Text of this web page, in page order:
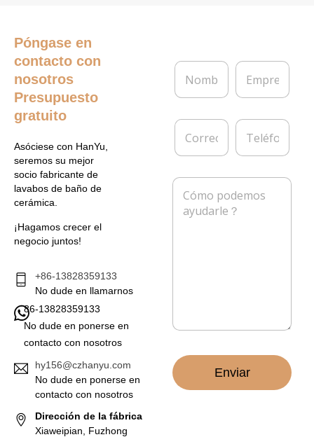
Póngase en
contacto con
nosotros
Presupuesto
gratuito
Asóciese con HanYu,
seremos su mejor
socio fabricante de
lavabos de baño de
cerámica.
¡Hagamos crecer el
negocio juntos!
+86-13828359133
No dude en llamarnos
86-13828359133
No dude en ponerse en
contacto con nosotros
hy156@czhanyu.com
No dude en ponerse en
contacto con nosotros
Dirección de la fábrica
Xiaweipian, Fuzhong
N
m
r
E
p
e
C
r
e
c
T
l
f
o
n
M
Enviar